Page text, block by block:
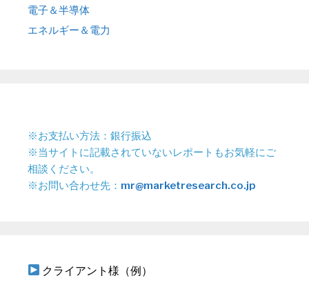
電子＆半導体
エネルギー＆電力
※お支払い方法：銀行振込
※当サイトに記載されていないレポートもお気軽にご
相談ください。
※お問い合わせ先： mr@marketresearch.co.jp
クライアント様（例）